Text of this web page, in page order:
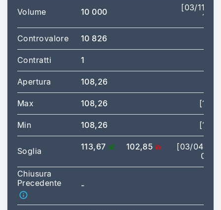
Volume 10 000
[03/11/
Controvalore 10 826
Contratti 1
Apertura 108,26
Max 108,26
Min 108,26
Soglia 113,67 102,85
[03/04/
Chiusura
Precedente
-